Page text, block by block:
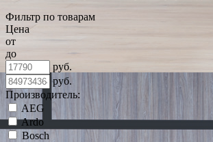
Фильтр по товарам
Цена
от
до
руб.
руб.
Производитель:
AEG
Ardo
Bosch